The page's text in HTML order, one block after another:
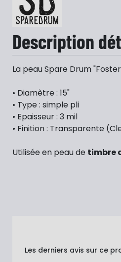
Description
La peau Spare Drum
• Diamètre : 15"
• Type : simple pli
• Epaisseur : 3 mil
• Finition : Transparente
Utilisée en peau de timbre
Les derniers avis sur ce